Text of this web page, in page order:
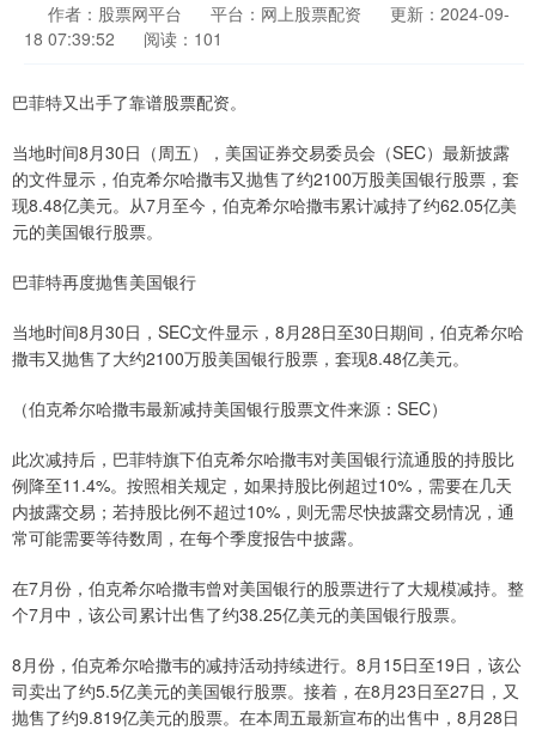
作者：股票网平台 平台：网上股票配资
更新：2024-09-
18 07:39:52
阅读：101
巴菲特又出手了靠谱股票配资。
当地时间8月30日（周五），美国证券交易委员会（SEC）最新披露
的文件显示，伯克希尔哈撒韦又抛售了约2100万股美国银行股票，套
现8.48亿美元。从7月至今，伯克希尔哈撒韦累计减持了约62.05亿美
元的美国银行股票。
巴菲特再度抛售美国银行
当地时间8月30日，SEC文件显示，8月28日至30日期间，伯克希尔哈
撒韦又抛售了大约2100万股美国银行股票，套现8.48亿美元。
（伯克希尔哈撒韦最新减持美国银行股票文件来源：SEC）
此次减持后，巴菲特旗下伯克希尔哈撒韦对美国银行流通股的持股比
例降至11.4%。按照相关规定，如果持股比例超过10%，需要在几天
内披露交易；若持股比例不超过10%，则无需尽快披露交易情况，通
常可能需要等待数周，在每个季度报告中披露。
在7月份，伯克希尔哈撒韦曾对美国银行的股票进行了大规模减持。整
个7月中，该公司累计出售了约38.25亿美元的美国银行股票。
8月份，伯克希尔哈撒韦的减持活动持续进行。8月15日至19日，该公
司卖出了约5.5亿美元的美国银行股票。接着，在8月23日至27日，又
抛售了约9.819亿美元的股票。在本周五最新宣布的出售中，8月28日